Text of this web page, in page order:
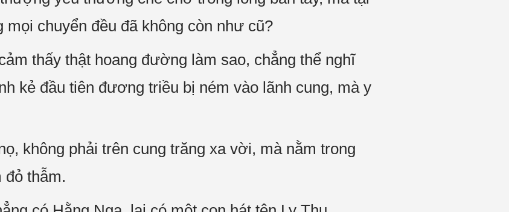
mọi chuyển đều đã không còn như cũ?
thấy thật hoang đường làm sao, chẳng thể nghĩ
kẻ đầu tiên đương triều bị ném vào lãnh cung, mà y
không phải trên cung trăng xa vời, mà nằm trong
thẫm.